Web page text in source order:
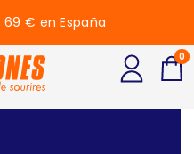
€ en España
0